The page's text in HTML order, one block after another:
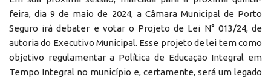
feira, dia 9 de maio de 2024, a Câmara Municipal de Porto
Seguro irá debater e votar o Projeto de Lei N° 013/24, de
autoria do Executivo Municipal. Esse projeto de lei tem como
objetivo regulamentar a Política de Educação Integral em
Tempo Integral no município e, certamente, será um legado